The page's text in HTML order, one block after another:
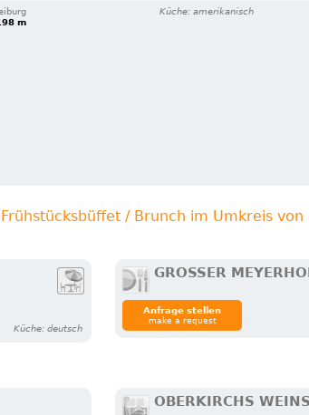
m
Küche: amerikanisch
/ Brunch im Umkreis von
Küche: deutsch
GROSSER MEYERHOF
Anfrage stellen
make a request
OBERKIRCHS